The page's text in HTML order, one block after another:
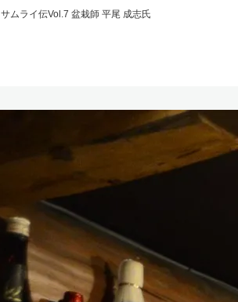
サムライ伝Vol.7 盆栽師 平尾 成志氏